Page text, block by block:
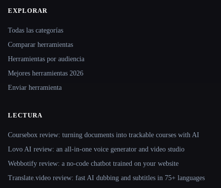
Site navigation
EXPLORAR
Todas las categorías
Comparar herramientas
Herramientas por audiencia
Mejores herramientas 2026
Enviar herramienta
LECTURA
Coursebox review: turning documents into trackable courses with AI
Lovo AI review: an all-in-one voice generator and video studio
Webbotify review: a no-code chatbot trained on your website
Translate.video review: fast AI dubbing and subtitles in 75+ languages